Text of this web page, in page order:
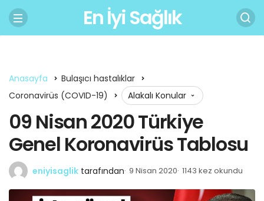
En İyi Sağlık
Anasayfa
Bulaşıcı hastalıklar
Coronavirüs (COVID-19)
Alakalı Konular
09 Nisan 2020 Türkiye
Genel Koronavirüs Tablosu
eniyisaglik tarafından 9 Nisan 2020 1143 kez okundu